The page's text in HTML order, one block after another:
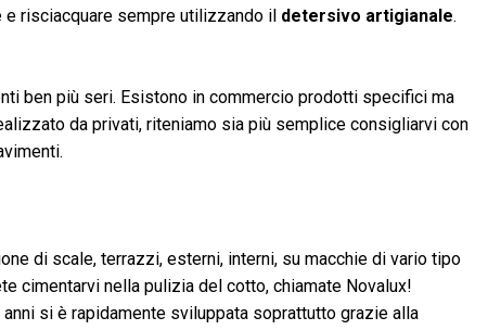
risciacquare sempre utilizzando il detersivo artigianale.
ben più seri. Esistono in commercio prodotti specifici ma
da privati, riteniamo sia più semplice consigliarvi con
di scale, terrazzi, esterni, interni, su macchie di vario tipo
cimentarvi nella pulizia del cotto, chiamate Novalux!
si è rapidamente sviluppata soprattutto grazie alla